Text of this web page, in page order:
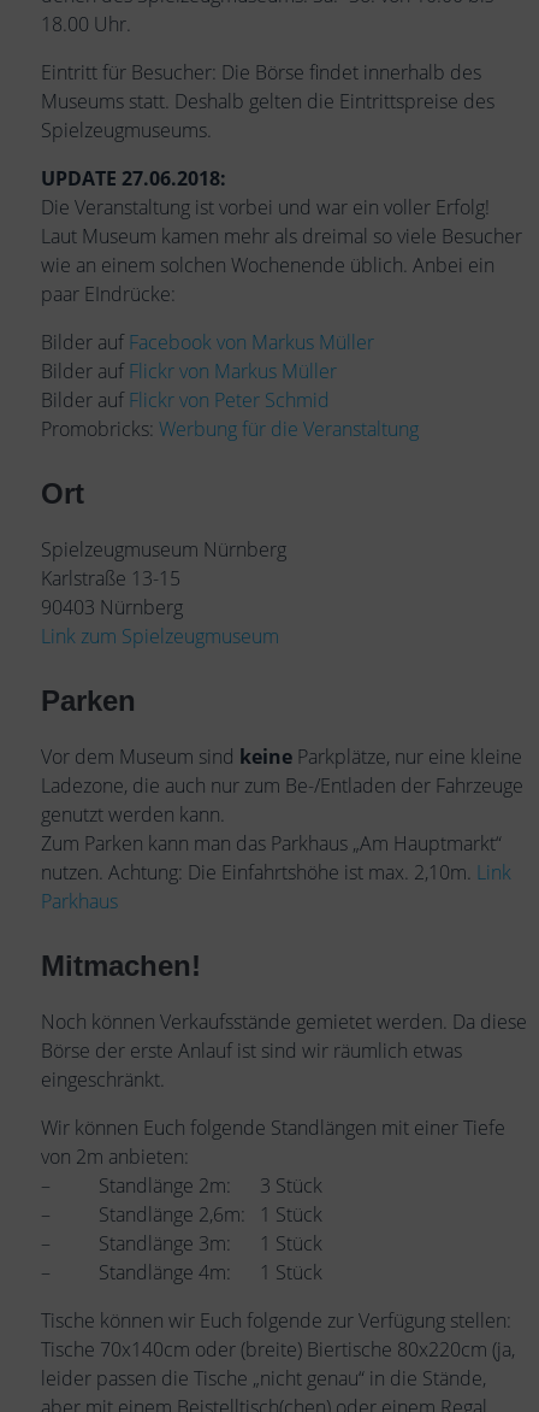
18.00 Uhr.
Eintritt für Besucher: Die Börse findet innerhalb des
Museums statt. Deshalb gelten die Eintrittspreise des
Spielzeugmuseums.
UPDATE 27.06.2018:
Die Veranstaltung ist vorbei und war ein voller Erfolg!
Laut Museum kamen mehr als dreimal so viele Besucher
wie an einem solchen Wochenende üblich. Anbei ein
paar EIndrücke:
Bilder aufFacebook von Markus Müller
Bilder aufFlickr von Markus Müller
Bilder aufFlickr von Peter Schmid
Promobricks: Werbung für die Veranstaltung
Ort
Spielzeugmuseum Nürnberg
Karlstraße 13-15
90403 Nürnberg
Link zum Spielzeugmuseum
Parken
Vor dem Museum sind keine Parkplätze, nur eine kleine
Ladezone, die auch nur zum Be-/Entladen der Fahrzeuge
genutzt werden kann.
Zum Parken kann man das Parkhaus „Am Hauptmarkt“
nutzen. Achtung: Die Einfahrtshöhe ist max. 2,10m. Link
Parkhaus
Mitmachen!
Noch können Verkaufsstände gemietet werden. Da diese
Börse der erste Anlauf ist sind wir räumlich etwas
eingeschränkt.
Wir können Euch folgende Standlängen mit einer Tiefe
von 2m anbieten:
– Standlänge 2m: 3 Stück
– Standlänge 2,6m: 1 Stück
– Standlänge 3m: 1 Stück
– Standlänge 4m: 1 Stück
Tische können wir Euch folgende zur Verfügung stellen:
Tische 70x140cm oder (breite) Biertische 80x220cm (ja,
leider passen die Tische „nicht genau“ in die Stände,